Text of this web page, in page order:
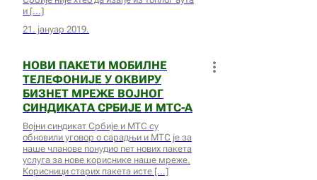
и
21. јануар 2019.
НОВИ ПАКЕТИ МОБИЛНЕ
ТЕЛЕФОНИЈЕ У ОКВИРУ
БИЗНЕТ МРЕЖЕ ВОЈНОГ
СИНДИКАТА СРБИЈЕ И МТС-А
Војни синдикат Србије и МТС су
обновили уговор о сарадњи и МТС је за
наше чланове понудио пет нових пакета
услуга за нове кориснике наше мреже.
Корисници старих пакета исте